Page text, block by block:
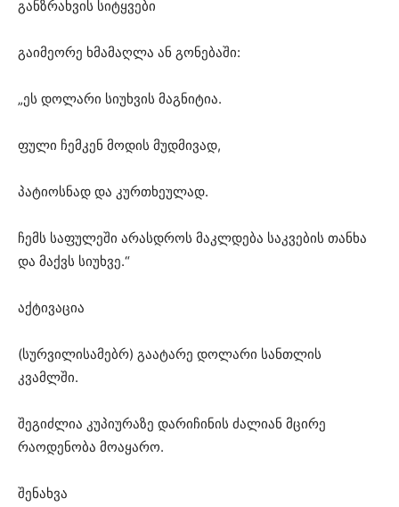
განზრახვის სიტყვები
გაიმეორე ხმამაღლა ან გონებაში:
„ეს დოლარი სიუხვის მაგნიტია.
ფული ჩემკენ მოდის მუდმივად,
პატიოსნად და კურთხეულად.
ჩემს საფულეში არასდროს მაკლდება საკვების თანხა
და მაქვს სიუხვე.“
აქტივაცია
(სურვილისამებრ) გაატარე დოლარი სანთლის
კვამლში.
შეგიძლია კუპიურაზე დარიჩინის ძალიან მცირე
რაოდენობა მოაყარო.
შენახვა